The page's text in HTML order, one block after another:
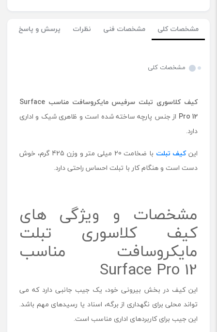
ت
ی
س
ک
ر
و
ت
م
ن
س
ب
S
u
f
a
مشخصات کلی مشخصات فنی نظرات پرسش و پاسخ
مشخصات کلی
کیف کلاسوری تبلت سرفیس مایکروسافت مناسب Surface
Pro 12 از جنس پارچه ساخته شده است و ظاهری شیک و اداری
دارد.
اینکیف تبلت
با ضخامت 20 میلی متر و وزن 425 گرم، خوش
دست است و هنگام کار با تبلت احساس راحتی دارد.
مشخصات و ویژگی های
کیف کلاسوری تبلت
مایکروسافت مناسب
Surface Pro 12
این کیف در بخش بیرونی خود، یک جیب جانبی دارد که می
تواند محلی برای نگهداری از برگه، اسناد یا رسیدهای مهم باشد.
این جیب برای کاربردهای اداری مناسب است.